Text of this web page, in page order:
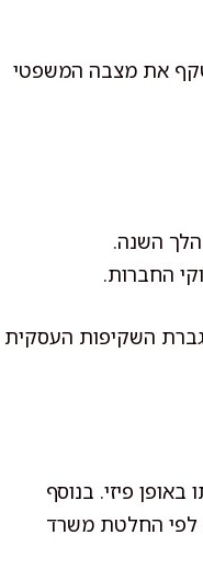
את מצבה המשפטי
השנה.
החברות.
השקיפות העסקית
פיזי. בנוסף
לפי החלטת משרד